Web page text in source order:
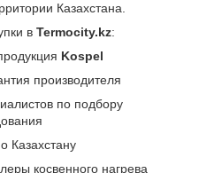
Казахстана.
в Termocity.kz:
Kospel
производителя
по подбору
Казахстану
косвенного нагрева